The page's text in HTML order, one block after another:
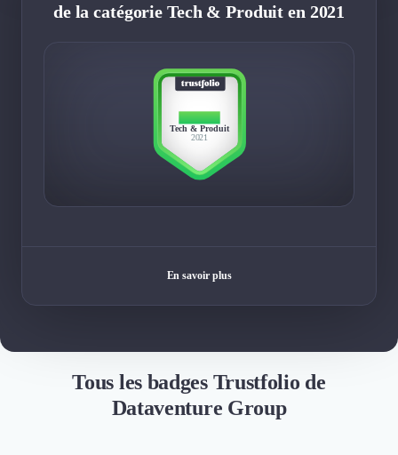
de la catégorie Tech & Produit en 2021
TOP 10
Tech & Produit
2021
En savoir plus
Tous les badges Trustfolio de
Dataventure Group